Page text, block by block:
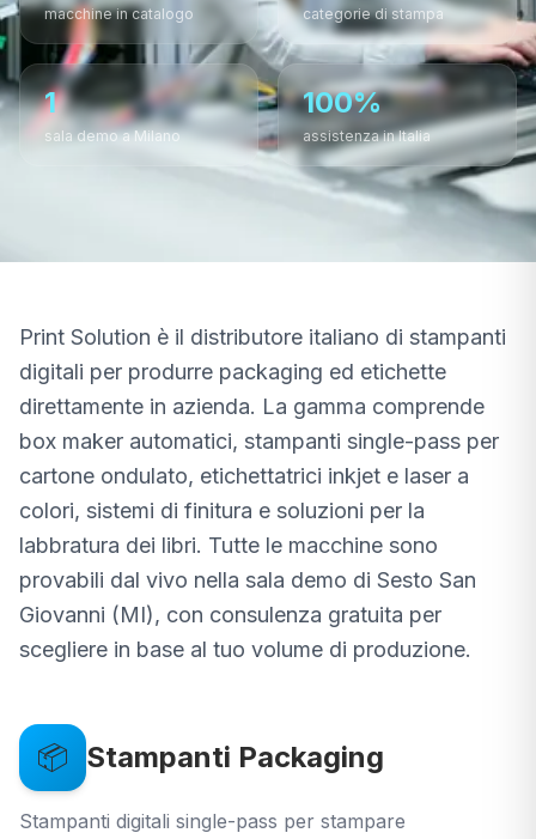
Tutti i Prodotti
🛒E-Shop Consumabili
macchine in catalogo categorie di stampa
1
sala demo a Milano
100%
assistenza in Italia
Print Solution è il distributore italiano di stampanti
digitali per produrre packaging ed etichette
direttamente in azienda. La gamma comprende
box maker automatici, stampanti single-pass per
cartone ondulato, etichettatrici inkjet e laser a
colori, sistemi di finitura e soluzioni per la
labbratura dei libri. Tutte le macchine sono
provabili dal vivo nella sala demo di Sesto San
Giovanni (MI), con consulenza gratuita per
scegliere in base al tuo volume di produzione.
📦 Stampanti Packaging
Stampanti digitali single-pass per stampare